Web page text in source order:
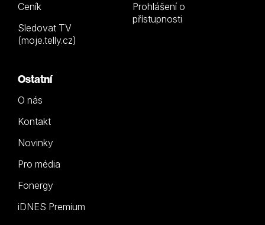
Ceník
Sledovat TV
(moje.telly.cz)
Prohlášení o
přístupnosti
Ostatní
O nás
Kontakt
Novinky
Pro média
Fonergy
iDNES Premium